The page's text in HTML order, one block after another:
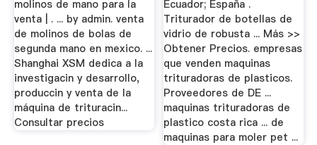
molinos de mano para la
venta | . ... by admin. venta
de molinos de bolas de
segunda mano en mexico. ...
Shanghai XSM dedica a la
investigacin y desarrollo,
produccin y venta de la
máquina de trituracin...
Consultar precios
Ecuador; España .
Triturador de botellas de
vidrio de robusta ... Más >>
Obtener Precios. empresas
que venden maquinas
trituradoras de plasticos.
Proveedores de DE ...
maquinas trituradoras de
plastico costa rica ... de
maquinas para moler pet ...